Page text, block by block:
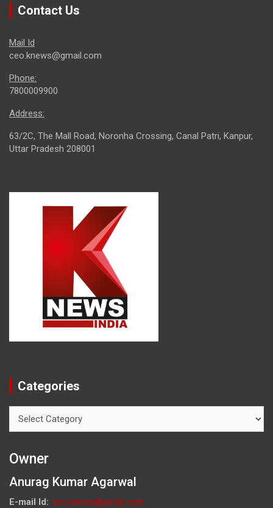
Contact Us
Mail Id
ceo.knews@gmail.com
Phone:
7800009900
Address:
63/2C, The Mall Road, Noronha Crossing, Canal Patri, Kanpur,
Uttar Pradesh 208001
Categories
Owner
Anurag Kumar Agarwal
E-mail Id: ceo.knews@gmail.com